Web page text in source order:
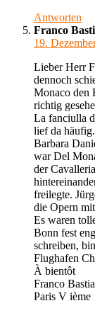
Antworten
Franco
19.
Lieber Herr
dennoch
Monaco den
richtig
La fanciulla
lief da
Barbara
war Del
der
freilegte.
die Opern
Es waren
Bonn fest
schreiben,
Flughafen
À bientôt
Franco
Paris V ième